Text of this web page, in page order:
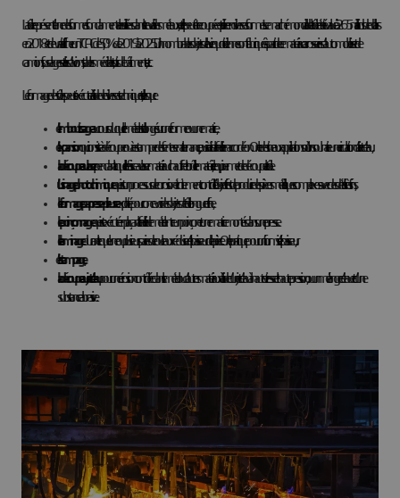
La tôle représente l’une des formes fondamentales utilisées dans le travail des métaux, et elle peut être coupée et pliée en diverses formes. Le marché mondial de la tôle était évalué à 265 milliards de dollars
en 2018 et devrait afficher un TCAC de 5,0 % de 2019 à 2025. D’innombrables objets de la vie quotidienne sont fabriqués à partir de ce matériau : carrosseries d’automobiles et de
camions, fuselages et ailes d’avions, tables médicales, toits de bâtiments, etc.
Le formage des tôles peut s’exécuter à l’aide de diverses techniques, telles que :
l’emboutissageau cours duquel le métal est rallongé sur une forme ou une matrice,
l’expansionqui consiste à découper ou à estamper des fentes en alternance, puis à étirer la feuille en accordéon. On le destine aux applications où l’on souhaite une circulation d’air et d’eau,
la découpe au laserpendant laquelle le faisceau laser matériau chauffe et brûle le matériel, ce qui permet de découper la tôle.
l’usinage photochimiquequi est un processus de corrosion étroitement contrôlé. L’objectif est de produire des pièces métalliques complexes avec des détails très fins,
le formage par presse-plieuseexploité pour concevoir des objets de tôle longue et fine,
le poinçonnagequi est exécuté en plaçant la feuille de métal entre un poinçon et une matrice montés dans une presse.
le laminagedurant lequel une ou plusieurs paires de rouleaux réduisent l’épaisseur de la pièce. On le pratique pour uniformiser l’épaisseur,
l’estampage,
la découpe au jet d’eaupour une érosion contrôlée dans le métal ou d’autres matériaux à l’aide d’un jet d’eau à haute vitesse et haute pression, ou un mélange d’eau et d’une
substance abrasive.